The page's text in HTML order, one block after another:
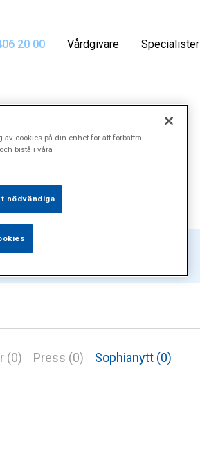
20 00 Vårdgivare Specialister
"TVT"
(0) Press (0) Sophianytt (0)
cookies på din enhet för att förbättra
bistå i våra
nödvändiga